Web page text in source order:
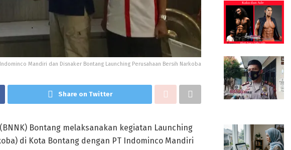
Indominco Mandiri dan Disnaker Bontang Launching Perusahaan Bersih Narkoba
Share on Twitter
Bontang melaksanakan kegiatan Launching
di Kota Bontang dengan PT Indominco Mandiri